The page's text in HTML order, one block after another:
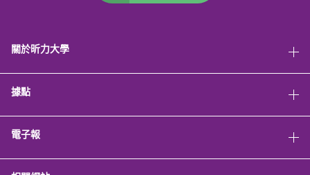
關於昕力大學
據點
電子報